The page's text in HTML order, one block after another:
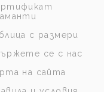
с размери
се с нас
на сайта